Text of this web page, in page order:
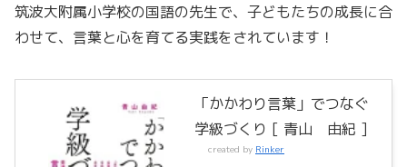
筑波大附属小学校の国語の先生で、子どもたちの成長に合
わせて、言葉と心を育てる実践をされています！
「かかわり言葉」でつなぐ
学級づくり [ 青山 由紀 ]
created by Rinker